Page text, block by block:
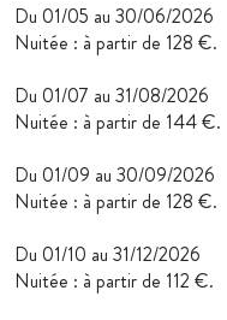
Du 01/05 au 30/06/2026
Nuitée : à partir de 128 €.
Du 01/07 au 31/08/2026
Nuitée : à partir de 144 €.
Du 01/09 au 30/09/2026
Nuitée : à partir de 128 €.
Du 01/10 au 31/12/2026
Nuitée : à partir de 112 €.